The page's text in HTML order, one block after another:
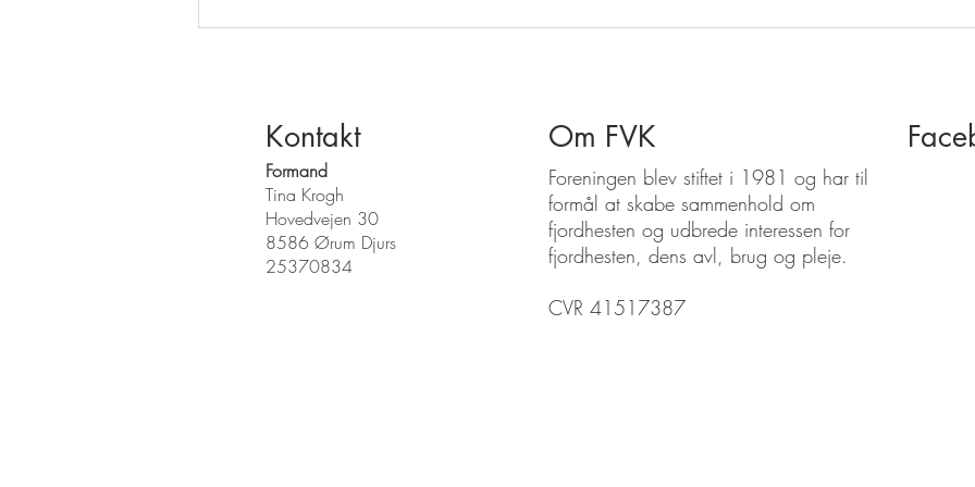
Kontakt Om FVK
Formand
Tina Krogh
Hovedvejen 30
8586 Ørum Djurs
25370834
Foreningen blev stiftet i 1981 og har til
formål at skabe sammenhold om
fjordhesten og udbrede interessen for
fjordhesten, dens avl, brug og pleje.
CVR 41517387